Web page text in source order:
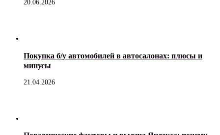
20.06.2026
Покупка б/у автомобилей в автосалонах: плюсы и
минусы
21.04.2026